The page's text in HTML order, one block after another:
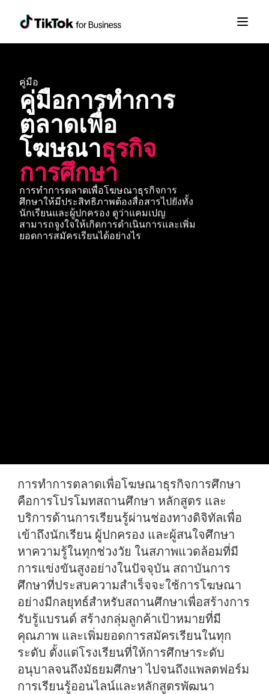
คู่มือ
คู่มือการทำการ
ตลาดเพื่อ
โฆษณาธุรกิจ
การศึกษา
การทำการตลาดเพื่อโฆษณาธุรกิจการ
ศึกษาให้มีประสิทธิภาพต้องสื่อสารไปยังทั้ง
นักเรียนและผู้ปกครอง ดูว่าแคมเปญ
สามารถจูงใจให้เกิดการดำเนินการและเพิ่ม
ยอดการสมัครเรียนได้อย่างไร
การทำการตลาดเพื่อโฆษณาธุรกิจการศึกษา
คือการโปรโมทสถานศึกษา หลักสูตร และ
บริการด้านการเรียนรู้ผ่านช่องทางดิจิทัลเพื่อ
เข้าถึงนักเรียน ผู้ปกครอง และผู้สนใจศึกษา
หาความรู้ในทุกช่วงวัย ในสภาพแวดล้อมที่มี
การแข่งขันสูงอย่างในปัจจุบัน สถาบันการ
ศึกษาที่ประสบความสำเร็จจะใช้การโฆษณา
อย่างมีกลยุทธ์สำหรับสถานศึกษาเพื่อสร้างการ
รับรู้แบรนด์ สร้างกลุ่มลูกค้าเป้าหมายที่มี
คุณภาพ และเพิ่มยอดการสมัครเรียนในทุก
ระดับ ตั้งแต่โรงเรียนที่ให้การศึกษาระดับ
อนุบาลจนถึงมัธยมศึกษา ไปจนถึงแพลตฟอร์ม
การเรียนรู้ออนไลน์และหลักสูตรพัฒนา